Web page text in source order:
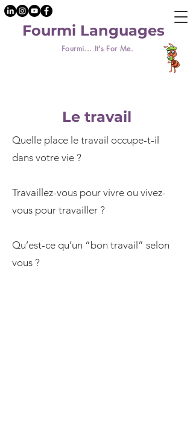
Fourmi... It's For Me.
Fourmi Languages
Le travail
Quelle place le travail occupe-t-il
dans votre vie ?
Travaillez-vous pour vivre ou vivez-
vous pour travailler ?
Qu’est-ce qu’un “bon travail” selon
vous ?